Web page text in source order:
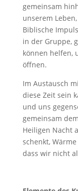
gemeinsam
unserem
Biblische
in der Gruppe,
können helfen,
öffnen.
Im Austausch
diese Zeit sein
und uns
gemeinsam
Heiligen Nacht
schenkt,
dass wir nicht